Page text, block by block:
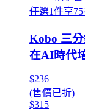
任選1件享
Kobo 三
在AI時代
$236
(售價已折)
$315